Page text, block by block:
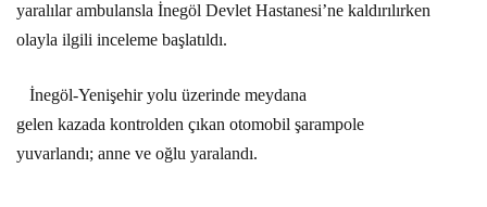
yaralılar ambulansla İnegöl Devlet Hastanesi’ne kaldırılırken
olayla ilgili inceleme başlatıldı.
İnegöl-Yenişehir yolu üzerinde meydana
gelenkazada kontrolden çıkanotomobil şarampole
yuvarlandı; anne ve oğlu yaralandı.